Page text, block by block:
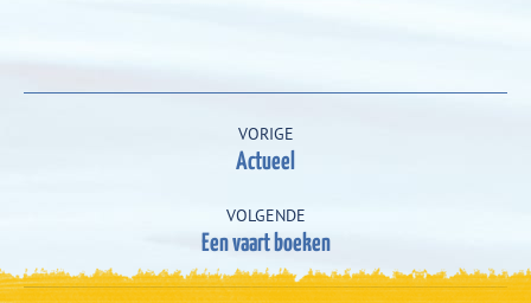
VORIGE
Previous
Actueel
VOLGENDE
Next
project:
Een vaart boeken